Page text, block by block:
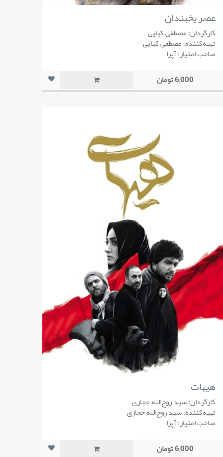
عصر یخبندان
کارگردان: مصطفی کیایی
تهیه‌کننده: مصطفی کیایی
صاحب امتیاز: آپرا
6,000 تومان
هیهات
کارگردان: سید روح‌الله حجازی
تهیه‌کننده: سید روح‌الله حجازی
صاحب امتیاز: آپرا
6,000 تومان